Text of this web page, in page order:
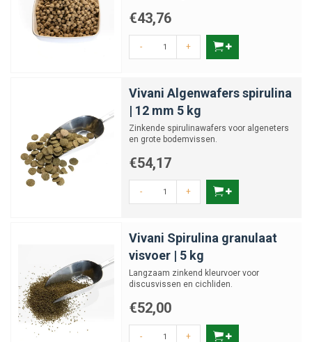
€43,76
- +
Vivani Algenwafers spirulina
| 12 mm 5 kg
Zinkende spirulinawafers voor algeneters
en grote bodemvissen.
€54,17
- +
Vivani Spirulina granulaat
visvoer | 5 kg
Langzaam zinkend kleurvoer voor
discusvissen en cichliden.
€52,00
- +